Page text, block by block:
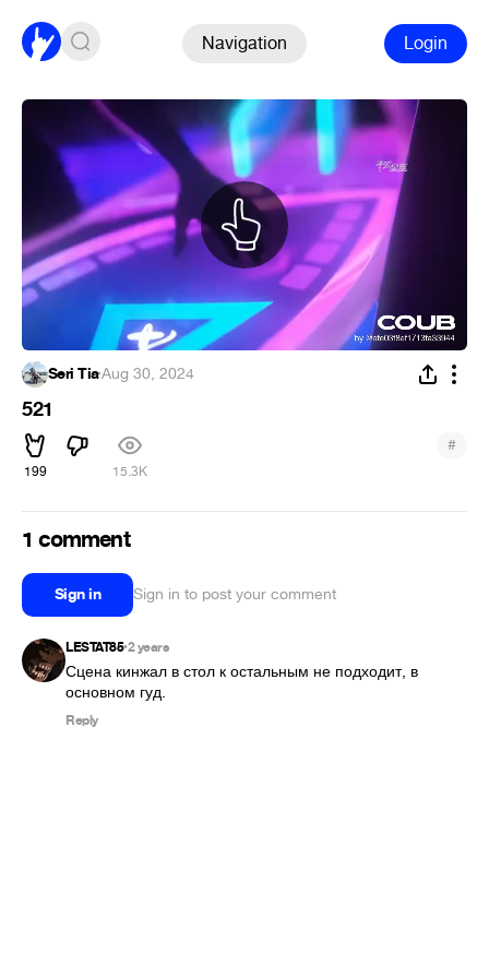
Navigation Login
Seri Tia·Aug 30, 2024
521
199 15.3K
#
1 comment
Sign in Sign in to post your comment
LESTAT85•2 years
Сцена кинжал в стол к остальным не подходит, в
основном гуд.
Reply